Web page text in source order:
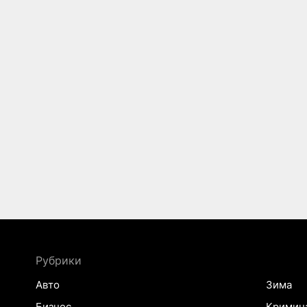
Рубрики
Авто
Зима